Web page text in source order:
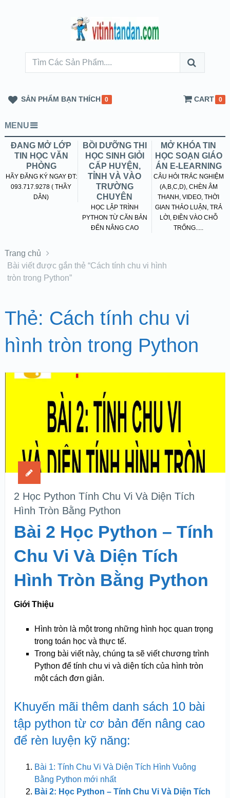
SẢN PHẨM BẠN THÍCH 0 CART 0
MENU
ĐANG MỞ LỚP
TIN HỌC VĂN
PHÒNG
HÃY ĐĂNG KÝ NGAY ĐT:
093.717.9278 ( THẦY
DÂN)
BỒI DƯỠNG THI
HỌC SINH GIỎI
CẤP HUYỆN,
TỈNH VÀ VÀO
TRƯỜNG
CHUYÊN
HỌC LẬP TRÌNH
PYTHON TỪ CĂN BẢN
ĐẾN NÂNG CAO
MỞ KHÓA TIN
HỌC SOẠN GIÁO
ÁN E-LEARNING
CÂU HỎI TRẮC NGHIỆM
(A,B,C,D), CHÈN ÂM
THANH, VIDEO, THỜI
GIAN THẢO LUẬN, TRẢ
LỜI, ĐIỀN VÀO CHỖ
TRỐNG.....
Trang chủ
Bài viết được gắn thẻ “Cách tính chu vi hình
tròn trong Python”
Thẻ: Cách tính chu vi
hình tròn trong Python
2 Học Python Tính Chu Vi Và Diện Tích
Hình Tròn Bằng Python
Bài 2 Học Python – Tính
Chu Vi Và Diện Tích
Hình Tròn Bằng Python
Giới Thiệu
Hình tròn là một trong những hình học quan trọng
trong toán học và thực tế.
Trong bài viết này, chúng ta sẽ viết chương trình
Python để tính chu vi và diện tích của hình tròn
một cách đơn giản.
Khuyến mãi thêm danh sách 10 bài
tập python từ cơ bản đến nâng cao
để rèn luyện kỹ năng:
Bài 1: Tính Chu Vi Và Diện Tích Hình Vuông
Bằng Python mới nhất
Bài 2: Học Python – Tính Chu Vi Và Diện Tích